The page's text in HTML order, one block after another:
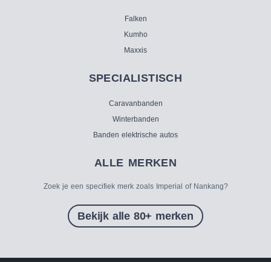
Falken
Kumho
Maxxis
SPECIALISTISCH
Caravanbanden
Winterbanden
Banden elektrische autos
ALLE MERKEN
Zoek je een specifiek merk zoals Imperial of Nankang?
Bekijk alle 80+ merken